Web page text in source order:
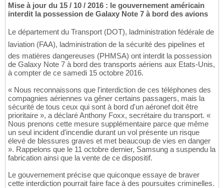
Mise à jour du 15 / 10 / 2016 : le gouvernement américain
interdit la possession de Galaxy Note 7 à bord des avions
Le département du Transport (DOT), ladministration fédérale de
laviation (FAA), ladministration de la sécurité des pipelines et
des matières dangereuses (PHMSA) ont interdit la possession
de Galaxy Note 7 à bord des transports aériens aux Etats-Unis,
à compter de ce samedi 15 octobre 2016.
« Nous reconnaissons que l'interdiction de ces téléphones des
compagnies aériennes va gêner certains passagers, mais la
sécurité de tous ceux qui sont à bord d'un aéronef doit être
prioritaire », a déclaré Anthony Foxx, secrétaire du transport. «
Nous prenons cette mesure supplémentaire parce que même
un seul incident d'incendie durant un vol présente un risque
élevé de blessures graves et met beaucoup de vies en danger
». Rappelons que le 11 octobre dernier, Samsung a suspendu la
fabrication ainsi que la vente de ce dispositif.
Le gouvernement précise que quiconque essaye de braver
cette interdiction pourrait faire face à des poursuites criminelles.